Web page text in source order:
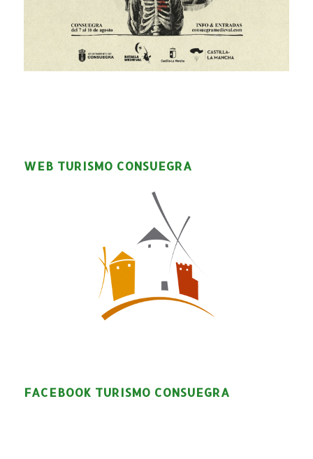
WEB TURISMO CONSUEGRA
FACEBOOK TURISMO CONSUEGRA